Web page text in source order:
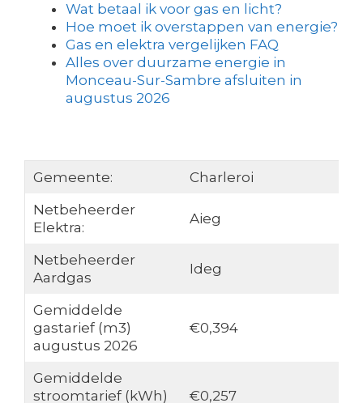
Wat betaal ik voor gas en licht?
Hoe moet ik overstappen van energie?
Gas en elektra vergelijken FAQ
Alles over duurzame energie in
Monceau-Sur-Sambre afsluiten in
augustus 2026
Gemeente:
Charleroi
Netbeheerder
Elektra:
Aieg
Netbeheerder
Aardgas
Ideg
Gemiddelde
gastarief (m3)
augustus 2026
€0,394
Gemiddelde
stroomtarief (kWh)
€0,257